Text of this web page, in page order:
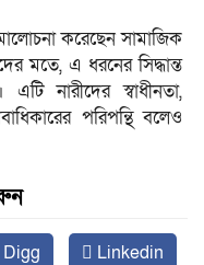
করেছেন সামাজিক
মতে, এ ধরনের সিদ্ধান্ত
এটি নারীদের স্বাধীনতা,
পরিপন্থি বলেও
Digg
Linkedin